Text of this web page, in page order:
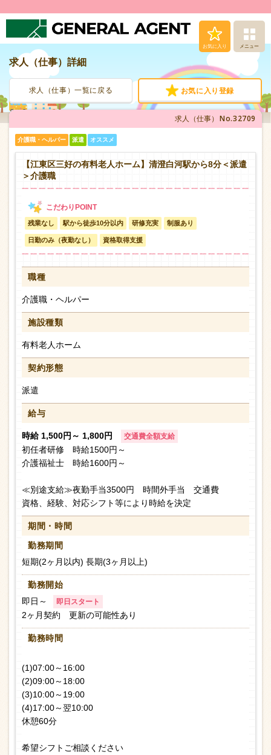
お気に入り メニュー
人材派遣サービス
転職支援サービス
登録から就業まで
お問い合わせ
求人（仕事）詳細
求人（仕事）一覧に戻る お気に入り登録
求人（仕事） No.32709
介護職・ヘルパー 派遣 オススメ
【江東区三好の有料老人ホーム】清澄白河駅から8分＜派遣
＞介護職
残業なし 駅から徒歩10分以内 研修充実 制服あり
日勤のみ（夜勤なし） 資格取得支援
職種
介護職・ヘルパー
施設種類
有料老人ホーム
契約形態
派遣
給与
時給 1,500円～ 1,800円 交通費全額支給
初任者研修 時給1500円～
介護福祉士 時給1600円～
≪別途支給≫夜勤手当3500円 時間外手当 交通費
資格、経験、対応シフト等により時給を決定
期間・時間
勤務期間
短期(2ヶ月以内) 長期(3ヶ月以上)
勤務開始
即日～
即日スタート
2ヶ月契約 更新の可能性あり
勤務時間
(1)07:00～16:00
(2)09:00～18:00
(3)10:00～19:00
(4)17:00～翌10:00
休憩60分
希望シフトご相談ください